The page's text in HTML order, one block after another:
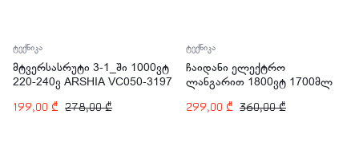
ტექნიკა
მტვერსასრუტი 3-1_ში 1000ვტ
220-240ვ ARSHIA VC050-3197
199,00 ₾ 278,00₾
ტექნიკა
ჩაიდანი ელექტრო
ლანგარით 1800ვტ 1700მლ
299,00 ₾ 360,00₾